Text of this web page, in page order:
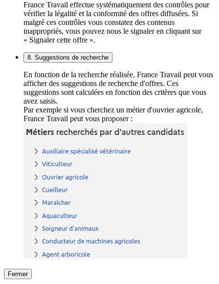
France Travail effectue systématiquement des contrôles pour
vérifier la légalité et la conformité des offres diffusées. Si
malgré ces contrôles vous constatez des contenus
inappropriés, vous pouvez nous le signaler en cliquant sur
« Signaler cette offre ».
8. Suggestions de recherche
En fonction de la recherche réalisée, France Travail peut vous
afficher des suggestions de recherche d'offres. Ces
suggestions sont calculées en fonction des critères que vous
avez saisis.
Par exemple si vous cherchez un métier d'ouvrier agricole,
France Travail peut vous proposer :
Fermer